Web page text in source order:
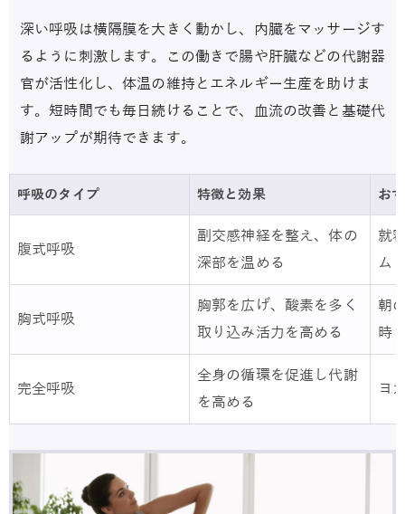
深い呼吸は横隔膜を大きく動かし、内臓をマッサージす
るように刺激します。この働きで腸や肝臓などの代謝器
官が活性化し、体温の維持とエネルギー生産を助けま
す。短時間でも毎日続けることで、血流の改善と基礎代
謝アップが期待できます。
呼吸のタイプ 特徴と効果 お
腹式呼吸
副交感神経を整え、体の
深部を温める
就
ム
胸式呼吸
胸郭を広げ、酸素を多く
取り込み活力を高める
朝
時
完全呼吸
全身の循環を促進し代謝
を高める
ヨ